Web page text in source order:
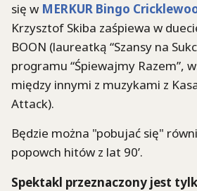
się w MERKUR Bingo
Krzysztof Skiba zaśpiewa w
BOON (laureatką “Szansy na
programu “Śpiewajmy Razem”,
między innymi z muzykami z
Attack).
Będzie można "pobujać się"
popowch hitów z lat 90’.
Spektakl przeznaczony jest